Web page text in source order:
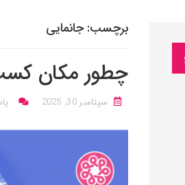
برچسب:جانمایی
چطور مکان
سپتامبر 30, 2025